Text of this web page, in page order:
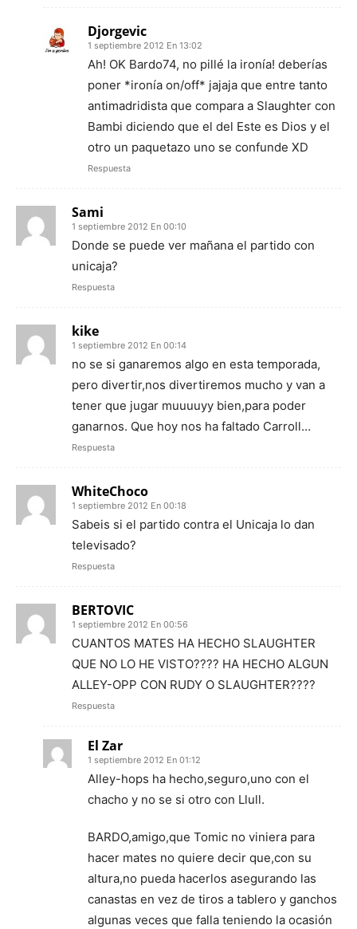
Djorgevic
1 septiembre 2012 En 13:02
Ah! OK Bardo74, no pillé la ironía! deberías
poner *ironía on/off* jajaja que entre tanto
antimadridista que compara a Slaughter con
Bambi diciendo que el del Este es Dios y el
otro un paquetazo uno se confunde XD
Respuesta
Sami
1 septiembre 2012 En 00:10
Donde se puede ver mañana el partido con
unicaja?
Respuesta
kike
1 septiembre 2012 En 00:14
no se si ganaremos algo en esta temporada,
pero divertir,nos divertiremos mucho y van a
tener que jugar muuuuyy bien,para poder
ganarnos. Que hoy nos ha faltado Carroll…
Respuesta
WhiteChoco
1 septiembre 2012 En 00:18
Sabeis si el partido contra el Unicaja lo dan
televisado?
Respuesta
BERTOVIC
1 septiembre 2012 En 00:56
CUANTOS MATES HA HECHO SLAUGHTER
QUE NO LO HE VISTO???? HA HECHO ALGUN
ALLEY-OPP CON RUDY O SLAUGHTER????
Respuesta
El Zar
1 septiembre 2012 En 01:12
Alley-hops ha hecho,seguro,uno con el
chacho y no se si otro con Llull.
BARDO,amigo,que Tomic no viniera para
hacer mates no quiere decir que,con su
altura,no pueda hacerlos asegurando las
canastas en vez de tiros a tablero y ganchos
algunas veces que falla teniendo la ocasión